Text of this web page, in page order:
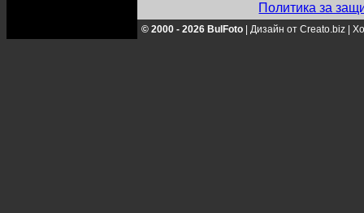
Политика за
© 2000 - 2026 BulFoto Дизайн от Creato.biz